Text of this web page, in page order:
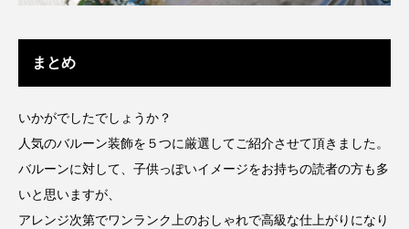
まとめ
いかがでしたでしょうか？
人気のバルーン装飾を５つに厳選してご紹介させて頂きました。
バルーンに対して、子供っぽいイメージをお持ちの読者の方も多
いと思いますが、
アレンジ次第でワンランク上のおしゃれで高級な仕上がりになり